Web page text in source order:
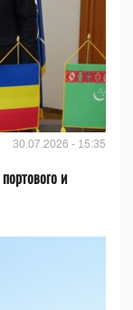
30.07.2026 - 15:35
и